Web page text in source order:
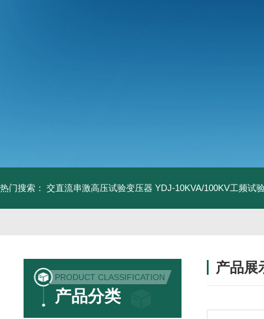
热门搜索： 交直流串激高压试验变压器 YDJ-10KVA/100KV工频试
PRODUCT CLASSIFICATION
产品分类
产品展